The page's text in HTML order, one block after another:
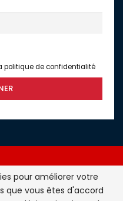
politique de confidentialité
de la France et du
pour améliorer votre
que vous êtes d'accord